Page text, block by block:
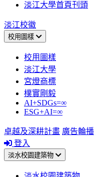
淡江大學首頁刊頭
淡江校徽
校用圖樣
校用圖樣
淡江大學
宮燈商標
樸實剛毅
AI+SDGs=∞
ESG+AI=∞
卓越及深耕計畫 廣告輪播
登入
淡水校園建築物